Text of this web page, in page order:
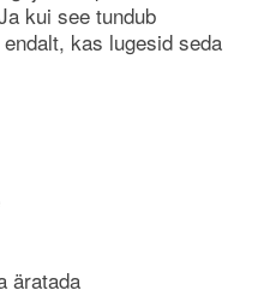
kui see tundub
kas lugesid seda
äratada